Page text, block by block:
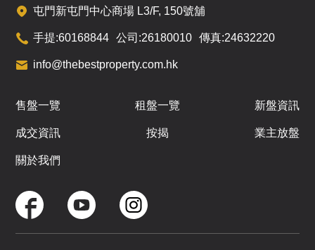
屯門新屯門中心商場 L3/F, 150號舖
手提:60168844 公司:26180010 傳真:24632220
info@thebestproperty.com.hk
售盤一覽 租盤一覽 新盤資訊
成交資訊 按揭 業主放盤
關於我們